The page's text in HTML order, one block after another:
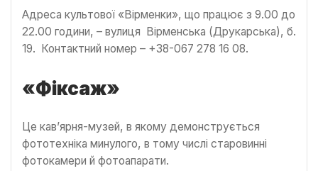
Адреса культової «Вірменки», що працює з 9.00 до
22.00 години, – вулиця Вірменська (Друкарська), б.
19. Контактний номер – +38-067 278 16 08.
«Фіксаж»
Це кав’ярня-музей, в якому демонструється
фототехніка минулого, в тому числі старовинні
фотокамери й фотоапарати.